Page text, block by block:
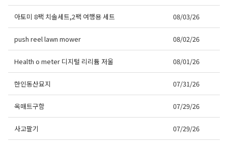
아토미 8팩 치솔세트,2팩 여행용 세트 08/03/26
push reel lawn mower 08/02/26
Health o meter 디지털 리리튬 저울 08/01/26
한인동산묘지 07/31/26
옥매트구함 07/29/26
사고팔기 07/29/26